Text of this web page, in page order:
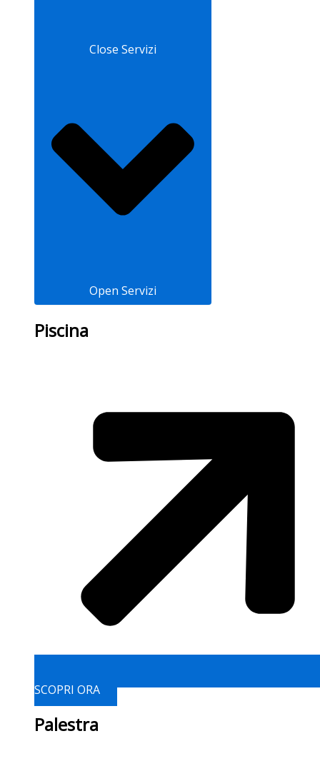
Close Servizi
Open Servizi
Piscina
SCOPRI ORA
Palestra